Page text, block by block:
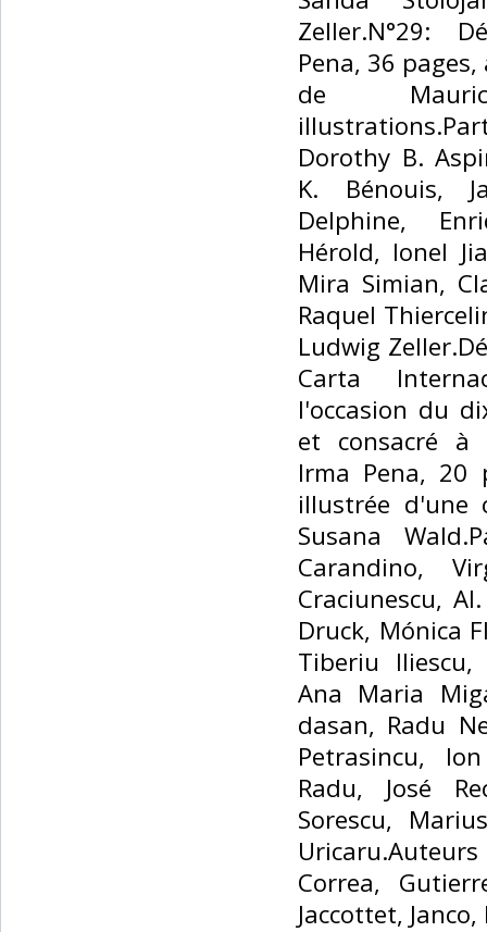
Zeller.N°29:
Pena, 36
de
Dorothy B.
K. Bénouis,
Delphine,
Hérold, Ionel
Mira Simian,
Raquel
Ludwig
Carta
l'occasion du
et consacré à
Irma Pena, 20
illustrée d'une
Susana
Carandino,
Craciunescu,
Druck, Mónica
Tiberiu
Ana Maria
dasan, Radu
Petrasincu,
Radu, José
Sorescu,
Correa,
Jaccottet,